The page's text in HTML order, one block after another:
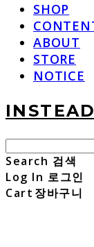
SHOP
ABOUT
STORE
NOTICE
INSTEAD
Search 검색
Log In 로그인
Cart 장바구니